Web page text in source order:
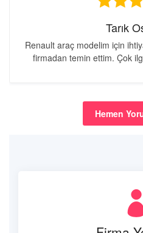
Tarık
Renault araç modelim için
firmadan temin ettim. Çok
Hemen